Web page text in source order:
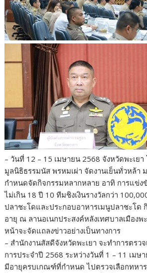
– วันที่ 12 – 15 เมษายน 2568 จังหวัดพะเย
มูลนิธิธรรมนัส พรหมเผ่า จัดงานเย็นทั่วหล้า
กำหนดจัดกิจกรรมหลากหลาย อาทิ การแข่ง
ไม่เกิน 18 ปี 10 ทีมชิงเงินรางวัลกว่า
ปลาชะโดและประกอบอาหารเมนูปลาชะโด
อายุ ณ ลานอเนกประสงค์หลังเทศบาลเมืองพ
หน้าจะจัดแถลงข่าวอย่างเป็นทางการ
– สำนักงานสัสดีจังหวัดพะเยา จะทำการตรว
การประจำปี 2568 ระหว่างวันที่ 1 – 11 เม
มีอายุครบเกณฑ์ที่กำหนด ไปตรวจเลือกทหา